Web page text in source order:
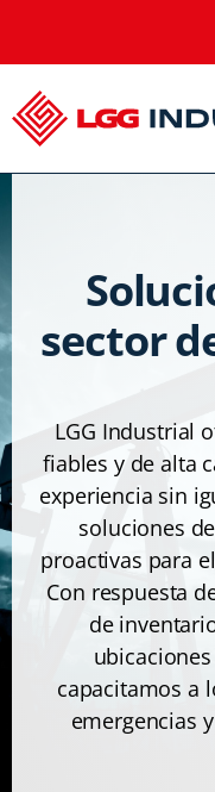
sector
LGG Industrial
fiables y de alta
experiencia sin
soluciones
proactivas para
Con respuesta
de
capacitamos a
emergencias